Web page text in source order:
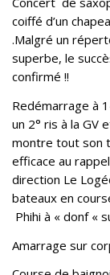
coiffé d’un
.Malgré un
superbe, le
confirmé !!
Redémarrage à
un 2° ris à la GV
montre tout son
efficace au
direction Le
bateaux en
Phihi à « donf «
Amarrage sur